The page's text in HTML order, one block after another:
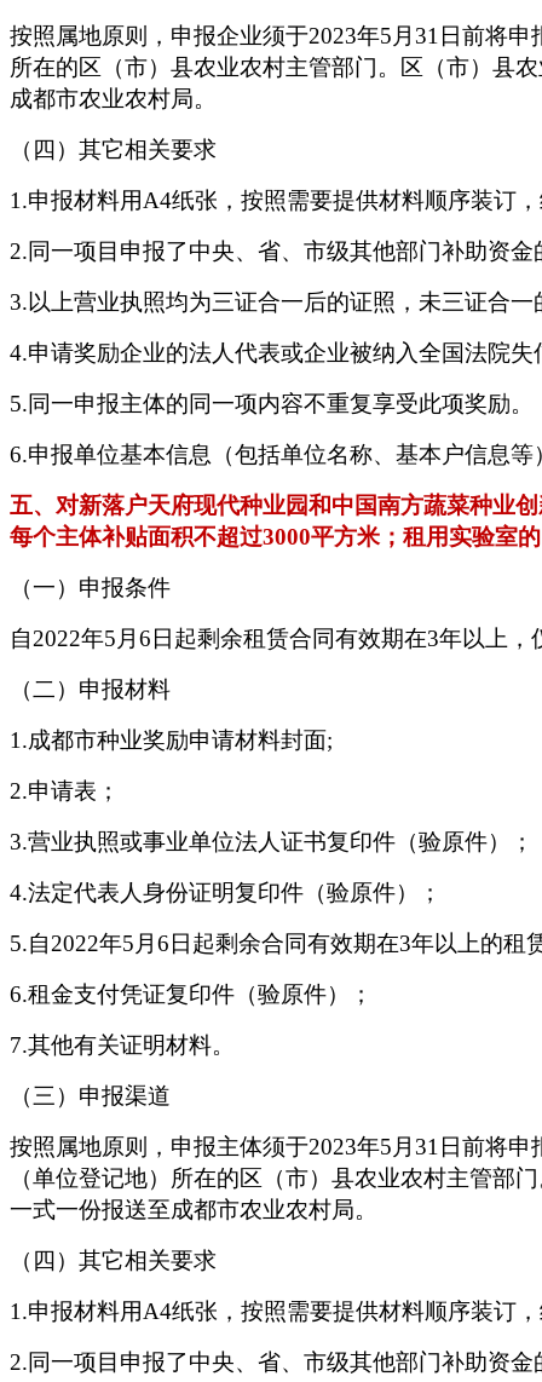
按照属地原则，申报企业须于2023年5月31日前将
所在的区（市）县农业农村主管部门。区（市）县
成都市农业农村局。
（四）其它相关要求
1.申报材料用A4纸张，按照需要提供材料顺序装订
2.同一项目申报了中央、省、市级其他部门补助资
3.以上营业执照均为三证合一后的证照，未三证合
4.申请奖励企业的法人代表或企业被纳入全国法院
5.同一申报主体的同一项内容不重复享受此项奖励。
6.申报单位基本信息（包括单位名称、基本户信息
五、对新落户天府现代种业园和中国南方蔬菜种业
每个主体补贴面积不超过3000平方米；租用实验室
（一）申报条件
自2022年5月6日起剩余租赁合同有效期在3年以上
（二）申报材料
1.成都市种业奖励申请材料封面;
2.申请表；
3.营业执照或事业单位法人证书复印件（验原件）；
4.法定代表人身份证明复印件（验原件）；
5.自2022年5月6日起剩余合同有效期在3年以上的租
6.租金支付凭证复印件（验原件）；
7.其他有关证明材料。
（三）申报渠道
按照属地原则，申报主体须于2023年5月31日前将
（单位登记地）所在的区（市）县农业农村主管部
一式一份报送至成都市农业农村局。
（四）其它相关要求
1.申报材料用A4纸张，按照需要提供材料顺序装订
2.同一项目申报了中央、省、市级其他部门补助资